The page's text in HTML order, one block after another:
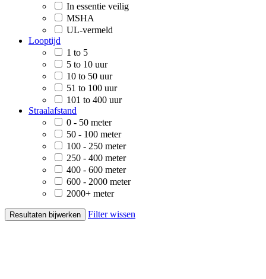
In essentie veilig
MSHA
UL-vermeld
Looptijd
1 to 5
5 to 10 uur
10 to 50 uur
51 to 100 uur
101 to 400 uur
Straalafstand
0 - 50 meter
50 - 100 meter
100 - 250 meter
250 - 400 meter
400 - 600 meter
600 - 2000 meter
2000+ meter
Resultaten bijwerken Filter wissen